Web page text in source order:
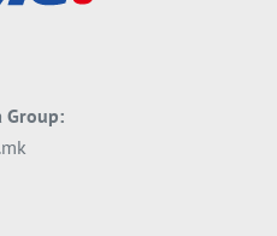
УДОЛУ: Сметководствените
ДОМИНО НА БЛИСКИОТ
Group: